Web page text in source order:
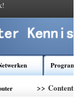
>> Content